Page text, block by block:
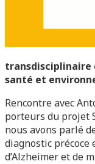
transdisciplinaire
santé et
Rencontre avec
porteurs du projet
nous avons parlé
diagnostic précoce
d’Alzheimer et de